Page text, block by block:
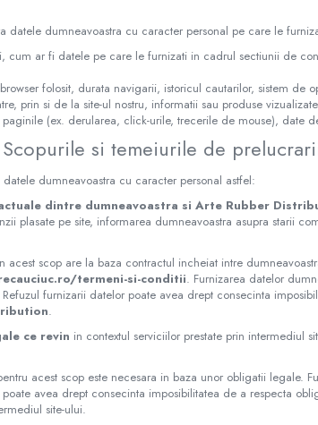
datele dumneavoastra cu caracter personal pe care le
cum ar fi datele pe care le furnizati in cadrul sectiunii de
folosit, durata navigarii, istoricul cautarilor, sistem de
prin si de la site-ul nostru, informatii sau produse
(ex. derularea, click-urile, trecerile de mouse), date
si temeiurile de
dumneavoastra cu caracter personal astfel:
dintre dumneavoastra si Arte Rubber
plasate pe site, informarea dumneavoastra asupra starii
acest scop are la baza contractul incheiat intre
termeni-si-conditii. Furnizarea datelor
furnizarii datelor poate avea drept consecinta
.
ce revin in contextul serviciilor prestate prin intermediul
acest scop este necesara in baza unor obligatii legale.
avea drept consecinta imposibilitatea de a respecta
site-ului.